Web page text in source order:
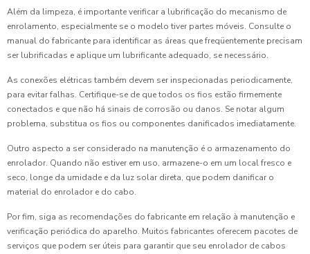
Além da limpeza, é importante verificar a lubrificação do mecanismo de
enrolamento, especialmente se o modelo tiver partes móveis. Consulte o
manual do fabricante para identificar as áreas que freqüentemente precisam
ser lubrificadas e aplique um lubrificante adequado, se necessário.
As conexões elétricas também devem ser inspecionadas periodicamente,
para evitar falhas. Certifique-se de que todos os fios estão firmemente
conectados e que não há sinais de corrosão ou danos. Se notar algum
problema, substitua os fios ou componentes danificados imediatamente.
Outro aspecto a ser considerado na manutenção é o armazenamento do
enrolador. Quando não estiver em uso, armazene-o em um local fresco e
seco, longe da umidade e da luz solar direta, que podem danificar o
material do enrolador e do cabo.
Por fim, siga as recomendações do fabricante em relação à manutenção e
verificação periódica do aparelho. Muitos fabricantes oferecem pacotes de
serviços que podem ser úteis para garantir que seu enrolador de cabos